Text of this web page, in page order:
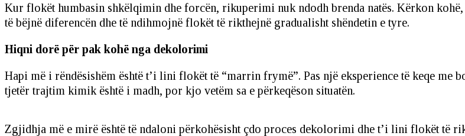
Kur flokët humbasin shkëlqimin dhe forcën, rikuperimi nuk ndodh brenda natës. Kërkon
të bëjnë diferencën dhe të ndihmojnë flokët të rikthejnë gradualisht shëndetin e tyre.
Hiqni dorë për pak kohë nga dekolorimi
Hapi më i rëndësishëm është t’i lini flokët të “marrin frymë”. Pas një eksperience të keqe
tjetër trajtim kimik është i madh, por kjo vetëm sa e përkeqëson situatën.
Zgjidhja më e mirë është të ndaloni përkohësisht çdo proces dekolorimi dhe t’i lini flokët të